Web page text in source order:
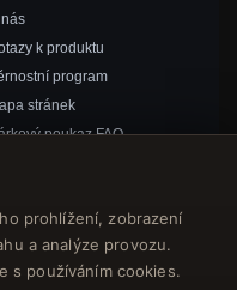
prohlížení, zobrazení
a analýze provozu.
s používáním cookies.
k produktu
program
stránek
poukaz FAQ
NÁS